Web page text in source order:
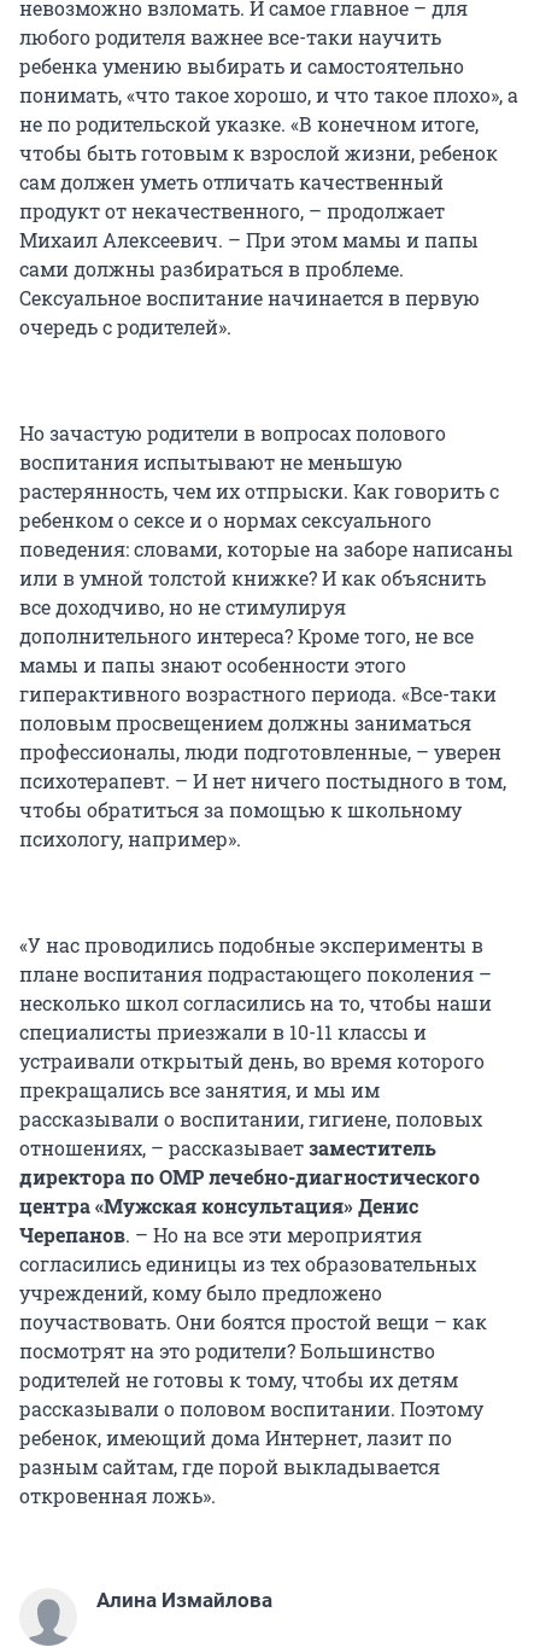
невозможно взломать. И самое главное – для
любого родителя важнее все-таки научить
ребенка умению выбирать и самостоятельно
понимать, «что такое хорошо, и что такое плохо», а
не по родительской указке. «В конечном итоге,
чтобы быть готовым к взрослой жизни, ребенок
сам должен уметь отличать качественный
продукт от некачественного, – продолжает
Михаил Алексеевич. – При этом мамы и папы
сами должны разбираться в проблеме.
Сексуальное воспитание начинается в первую
очередь с родителей».
Но зачастую родители в вопросах полового
воспитания испытывают не меньшую
растерянность, чем их отпрыски. Как говорить с
ребенком о сексе и о нормах сексуального
поведения: словами, которые на заборе написаны
или в умной толстой книжке? И как объяснить
все доходчиво, но не стимулируя
дополнительного интереса? Кроме того, не все
мамы и папы знают особенности этого
гиперактивного возрастного периода. «Все-таки
половым просвещением должны заниматься
профессионалы, люди подготовленные, – уверен
психотерапевт. – И нет ничего постыдного в том,
чтобы обратиться за помощью к школьному
психологу, например».
«У нас проводились подобные эксперименты в
плане воспитания подрастающего поколения –
несколько школ согласились на то, чтобы наши
специалисты приезжали в 10-11 классы и
устраивали открытый день, во время которого
прекращались все занятия, и мы им
рассказывали о воспитании, гигиене, половых
отношениях, – рассказываетзаместитель
директора по ОМР лечебно-диагностического
центра «Мужская консультация» Денис
Черепанов. – Но на все эти мероприятия
согласились единицы из тех образовательных
учреждений, кому было предложено
поучаствовать. Они боятся простой вещи – как
посмотрят на это родители? Большинство
родителей не готовы к тому, чтобы их детям
рассказывали о половом воспитании. Поэтому
ребенок, имеющий дома Интернет, лазит по
разным сайтам, где порой выкладывается
откровенная ложь».
Алина Измайлова